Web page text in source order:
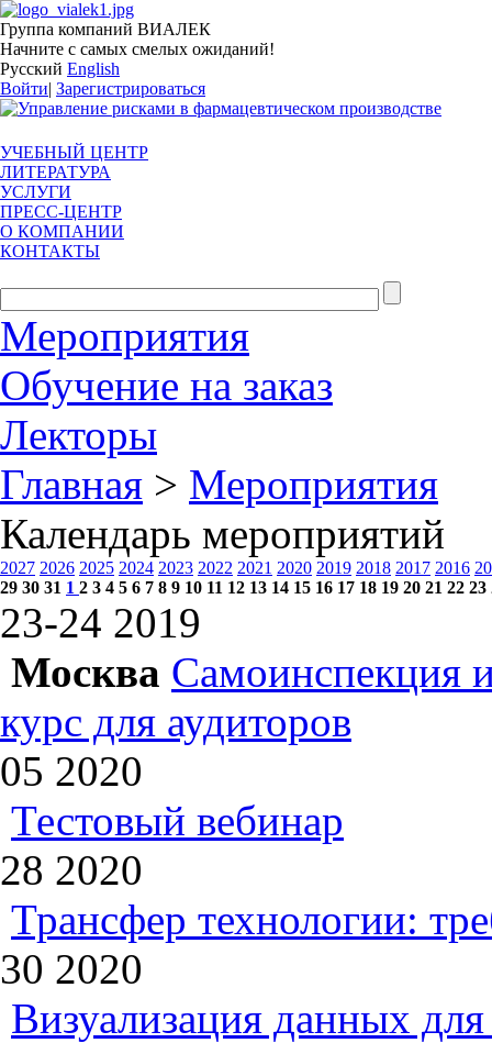
Группа компаний ВИАЛЕК
Начните с самых смелых ожиданий!
Русский English
Войти| Зарегистрироваться
УЧЕБНЫЙ ЦЕНТР
ЛИТЕРАТУРА
УСЛУГИ
ПРЕСС-ЦЕНТР
О КОМПАНИИ
КОНТАКТЫ
Мероприятия
Обучение на заказ
Лекторы
Главная > Мероприятия
Календарь мероприятий
2027 2026 2025 2024 2023 2022 2021 2020 2019 2018 2017 2016
29 30 31 1 2 3 4 5 6 7 8 9 10 11 12 13 14 15 16 17 18 19 20 21 22 23
23-24 2019
Москва Самоинспекция
курс для аудиторов
05 2020
Тестовый вебинар
28 2020
Трансфер технологии:
30 2020
Визуализация данных